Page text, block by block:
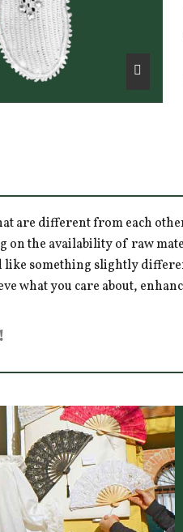
are different from each
on the availability of raw
like something slightly
what you care about,